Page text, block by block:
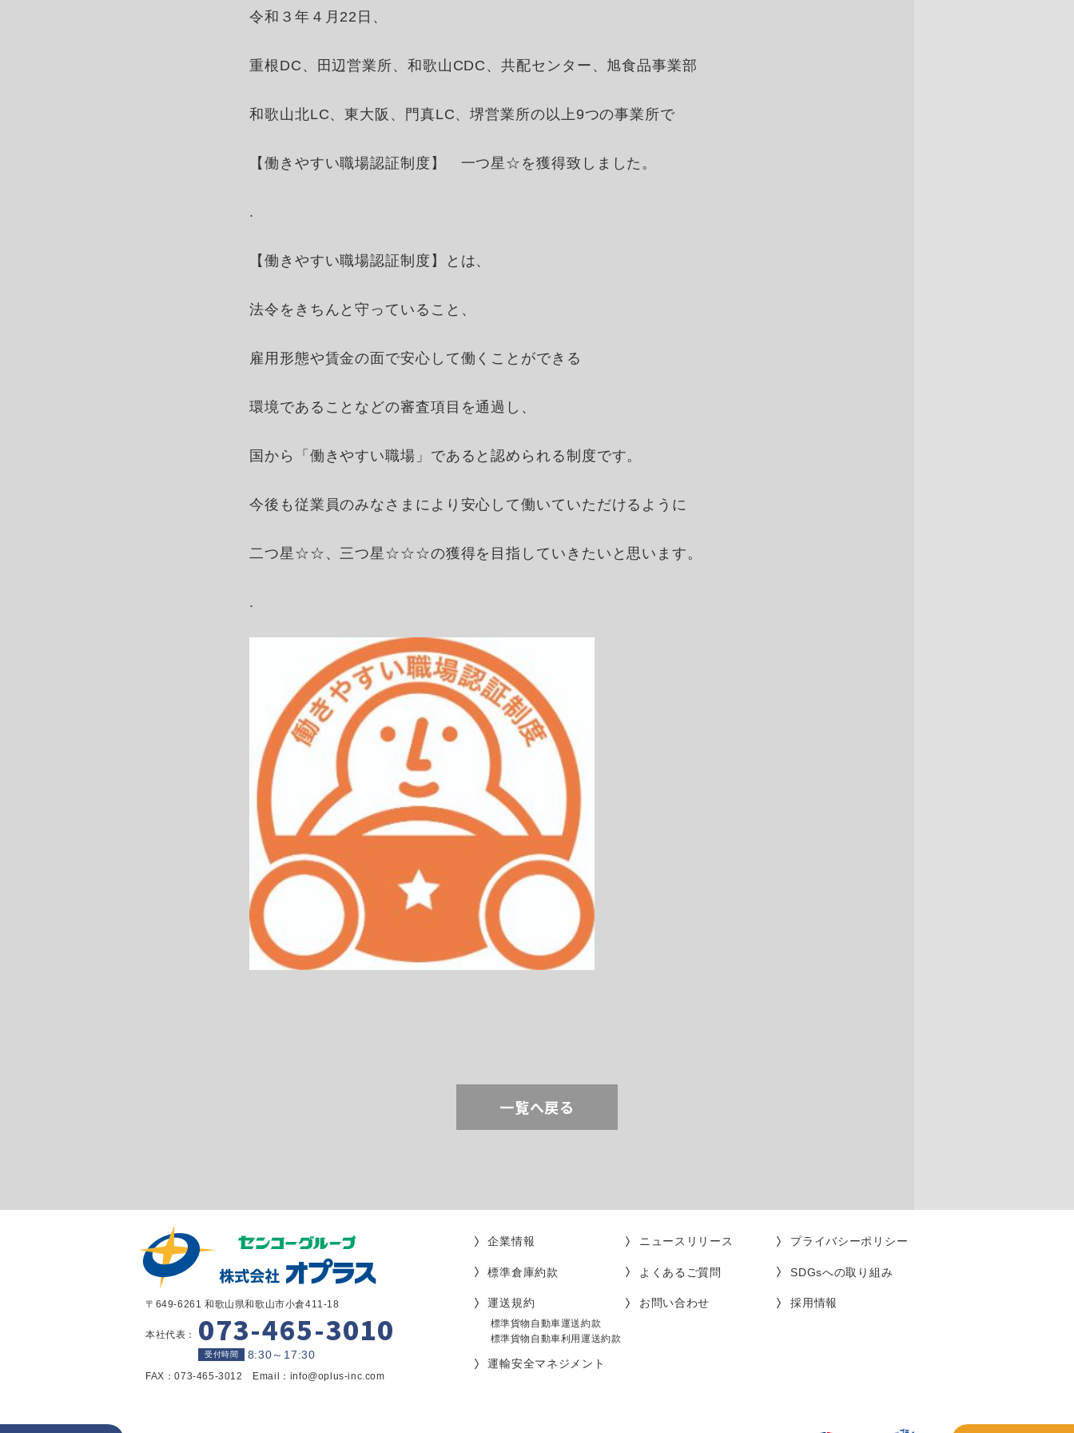
令和３年４月22日、
重根DC、田辺営業所、和歌山CDC、共配センター、旭食品事業部
和歌山北LC、東大阪、門真LC、堺営業所の以上9つの事業所で
【働きやすい職場認証制度】 一つ星☆を獲得致しました。
.
【働きやすい職場認証制度】とは、
法令をきちんと守っていること、
雇用形態や賃金の面で安心して働くことができる
環境であることなどの審査項目を通過し、
国から「働きやすい職場」であると認められる制度です。
今後も従業員のみなさまにより安心して働いていただけるように
二つ星☆☆、三つ星☆☆☆の獲得を目指していきたいと思います。
.
一覧へ戻る
〒649-6261 和歌山県和歌山市小倉411-18
本社代表： 073-465-3010
受付時間 8:30～17:30
FAX：073-465-3012 Email：info@oplus-inc.com
企業情報 ニュースリリース プライバシーポリシー
標準倉庫約款 よくあるご質問 SDGsへの取り組み
運送規約
標準貨物自動車運送約款
標準貨物自動車利用運送約款
お問い合わせ 採用情報
運輸安全マネジメント